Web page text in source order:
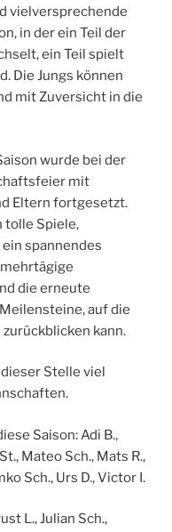
vielversprechende
in der ein Teil der
ein Teil spielt
Die Jungs können
mit Zuversicht in die
wurde bei der
mit
Eltern fortgesetzt.
tolle Spiele,
spannendes
die erneute
auf die
kann.
Stelle viel
Saison: Adi B.,
Mateo Sch., Mats R.,
Sch., Urs D., Victor I.
L., Julian Sch.,